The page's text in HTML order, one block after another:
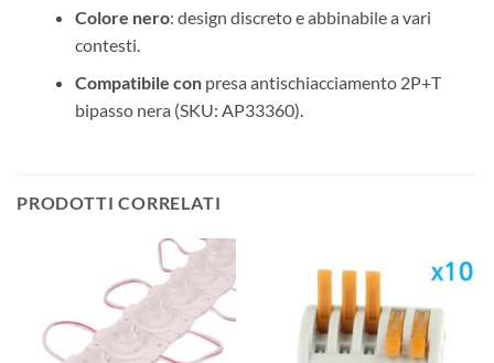
Colore nero: design discreto e abbinabile a vari
contesti.
Compatibile conpresa antischiacciamento 2P+T
bipasso nera (SKU: AP33360).
PRODOTTI CORRELATI